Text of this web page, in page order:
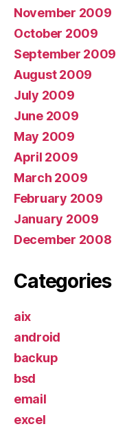
November 2009
October 2009
September 2009
August 2009
July 2009
June 2009
May 2009
April 2009
March 2009
February 2009
January 2009
December 2008
Categories
aix
android
backup
bsd
email
excel